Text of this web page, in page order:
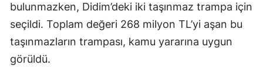
bulunmazken, Didim’deki iki taşınmaz trampa için
seçildi. Toplam değeri 268 milyon TL’yi aşan bu
taşınmazların trampası, kamu yararına uygun
görüldü.